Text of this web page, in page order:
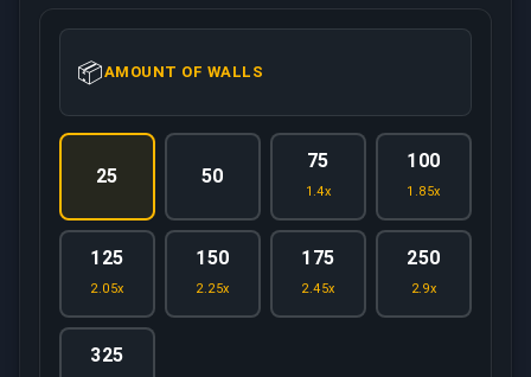
📦AMOUNT OF WALLS
25 50
75
1.4x
100
1.85x
125
2.05x
150
2.25x
175
2.45x
250
2.9x
325